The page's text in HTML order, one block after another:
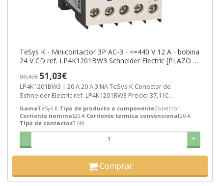
TeSys K - Minicontactor 3P AC-3 - <=440 V 12 A - bobina
24 V CD ref. LP4K1201BW3 Schneider Electric [PLAZO 3-
86,42€51,03€
LP4K1201BW3 | 20 A 20 A 3 NA TeSys K Conector de
Schneider Electric ref. LP4K1201BW3 Precio: 37,11€...
GamaTeSys K Tipo de producto o componenteConector
Corriente nominal20 A Corriente termica convencional20 A
Tipo de contactos3 NA
- +
Comprar